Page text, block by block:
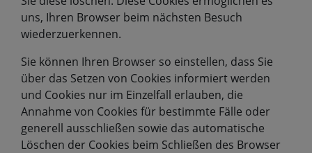
uns, Ihren Browser beim nächsten Besuch
wiederzuerkennen.
Sie können Ihren Browser so einstellen, dass Sie
über das Setzen von Cookies informiert werden
und Cookies nur im Einzelfall erlauben, die
Annahme von Cookies für bestimmte Fälle oder
generell ausschließen sowie das automatische
Löschen der Cookies beim Schließen des Browser